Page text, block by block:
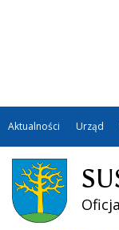
Aktualności Urząd